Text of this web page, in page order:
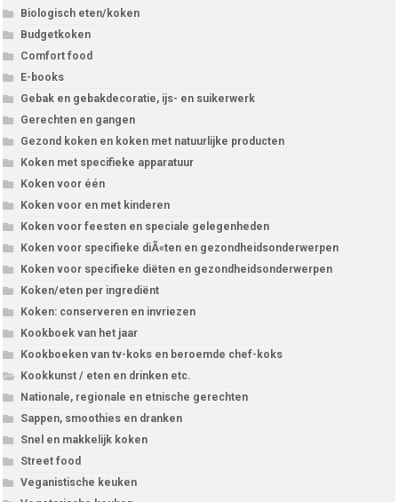
Biologisch eten/koken
Budgetkoken
Comfort food
E-books
Gebak en gebakdecoratie, ijs- en suikerwerk
Gerechten en gangen
Gezond koken en koken met natuurlijke producten
Koken met specifieke apparatuur
Koken voor één
Koken voor en met kinderen
Koken voor feesten en speciale gelegenheden
Koken voor specifieke diÃ«ten en gezondheidsonderwerpen
Koken voor specifieke diëten en gezondheidsonderwerpen
Koken/eten per ingrediënt
Koken: conserveren en invriezen
Kookboek van het jaar
Kookboeken van tv-koks en beroemde chef-koks
Kookkunst / eten en drinken etc.
Nationale, regionale en etnische gerechten
Sappen, smoothies en dranken
Snel en makkelijk koken
Street food
Veganistische keuken